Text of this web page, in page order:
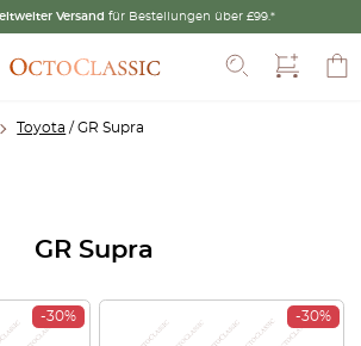
Versand für Bestellungen über £99.*Suche
Toyota / GR Supra
GR Supra
-30% -30%